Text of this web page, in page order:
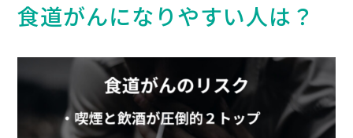
食道がんになりやすい人は？